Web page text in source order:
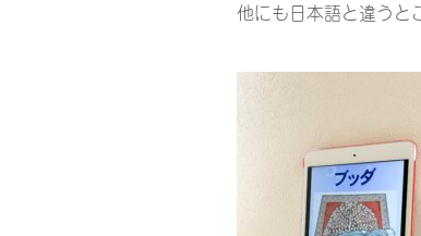
他にも日本語と違うと